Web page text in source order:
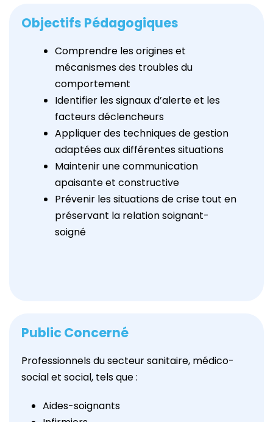
Objectifs Pédagogiques
Comprendre les origines et
mécanismes des troubles du
comportement
Identifier les signaux d’alerte et les
facteurs déclencheurs
Appliquer des techniques de gestion
adaptées aux différentes situations
Maintenir une communication
apaisante et constructive
Prévenir les situations de crise tout en
préservant la relation soignant-
soigné
Public Concerné
Professionnels du secteur sanitaire, médico-
social et social, tels que :
Aides-soignants